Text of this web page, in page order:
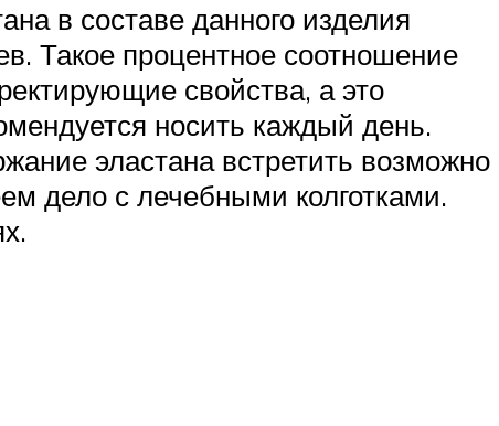
в составе данного изделия
Такое процентное соотношение
свойства, а это
носить каждый день.
эластана встретить возможно
дело с лечебными колготками.